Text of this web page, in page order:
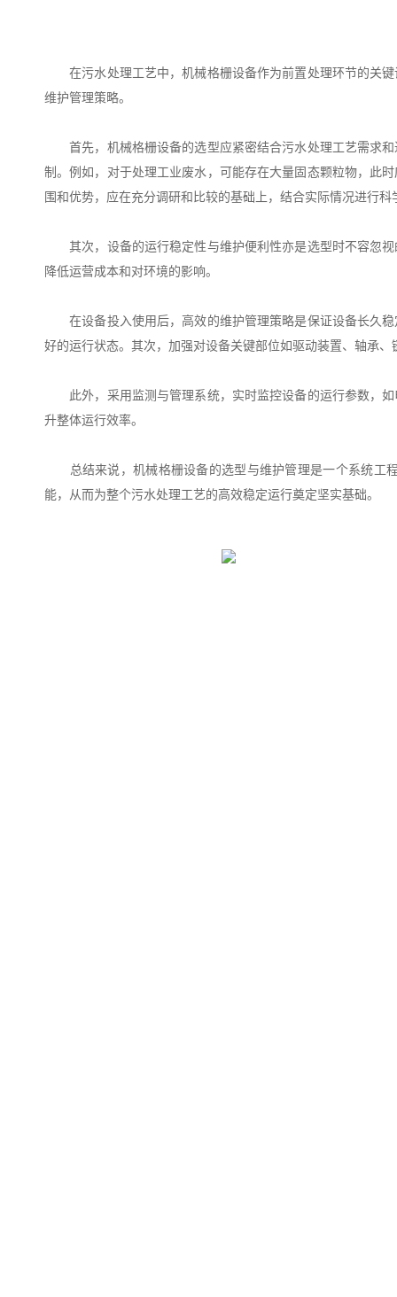
在污水处理工艺中，机械格栅设备作为前置处理环节的关键
维护管理策略。
首先，机械格栅设备的选型应紧密结合污水处理工艺需求和
制。例如，对于处理工业废水，可能存在大量固态颗粒物，此
围和优势，应在充分调研和比较的基础上，结合实际情况进行科
其次，设备的运行稳定性与维护便利性亦是选型时不容忽视
降低运营成本和对环境的影响。
在设备投入使用后，高效的维护管理策略是保证设备长久稳
好的运行状态。其次，加强对设备关键部位如驱动装置、轴承
此外，采用监测与管理系统，实时监控设备的运行参数，如
升整体运行效率。
总结来说，机械格栅设备的选型与维护管理是一个系统工程
能，从而为整个污水处理工艺的高效稳定运行奠定坚实基础。